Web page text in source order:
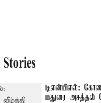
டிஎன்பிஎல்:
மதுரை அசத்தல்